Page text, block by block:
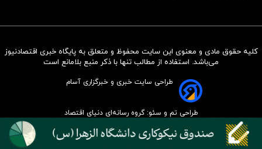
سرمایه‌گذاری همسنگ با شاخص
کلیه حقوق مادی و معنوی این سایت محفوظ و متعلق به پایگاه خبری اقتصادنیوز
می‌باشد. استفاده از مطالب تنها با ذکر منبع بلامانع است
طراحی سایت خبری و خبرگزاری آسام
طراحی تم و سئو: گروه رسانه‌ای دنیای اقتصاد